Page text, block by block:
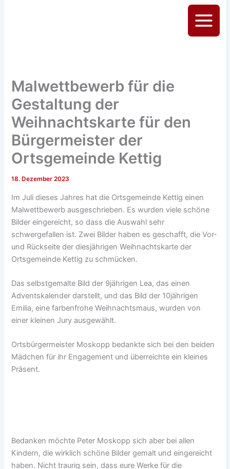
Main
Malwettbewerb für die
Gestaltung der
Weihnachtskarte für den
Bürgermeister der
Ortsgemeinde Kettig
18. Dezember 2023
Im Juli dieses Jahres hat die Ortsgemeinde Kettig einen
Malwettbewerb ausgeschrieben. Es wurden viele schöne
Bilder eingereicht, so dass die Auswahl sehr
schwergefallen ist. Zwei Bilder haben es geschafft, die Vor-
und Rückseite der diesjährigen Weihnachtskarte der
Ortsgemeinde Kettig zu schmücken.
Das selbstgemalte Bild der 9jährigen Lea, das einen
Adventskalender darstellt, und das Bild der 10jährigen
Emilia, eine farbenfrohe Weihnachtsmaus, wurden von
einer kleinen Jury ausgewählt.
Ortsbürgermeister Moskopp bedankte sich bei den beiden
Mädchen für ihr Engagement und überreichte ein kleines
Präsent.
Bedanken möchte Peter Moskopp sich aber bei allen
Kindern, die wirklich schöne Bilder gemalt und eingereicht
haben. Nicht traurig sein, dass eure Werke für die